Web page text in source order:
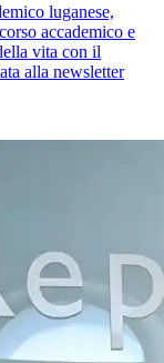
luganese,
accademico e
vita con il
alla newsletter